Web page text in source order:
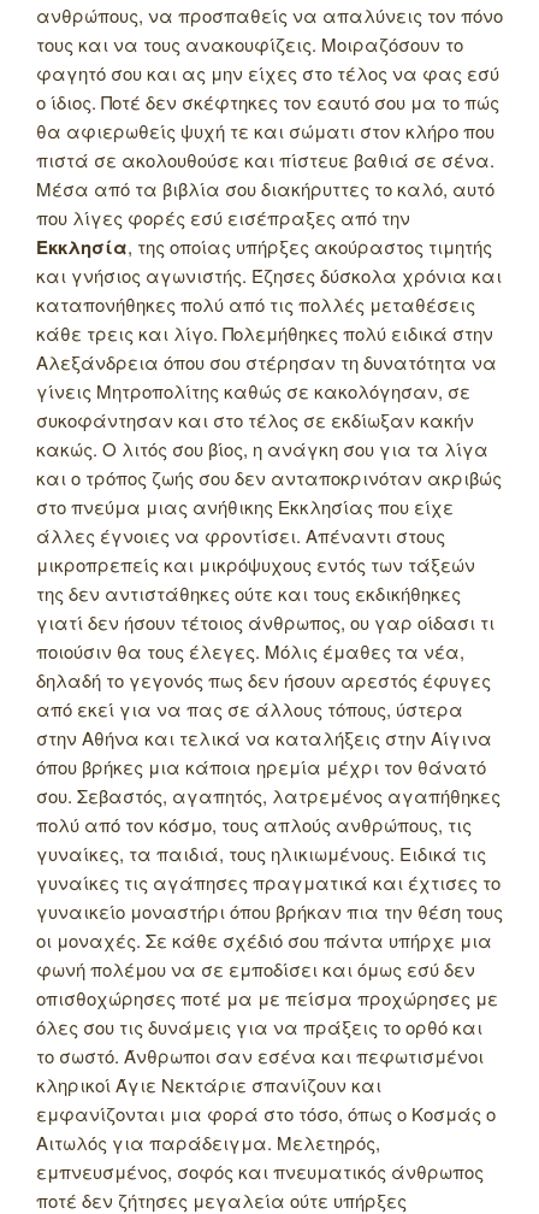
ανθρώπους, να προσπαθείς να απαλύνεις τον πόνο
τους και να τους ανακουφίζεις. Μοιραζόσουν το
φαγητό σου και ας μην είχες στο τέλος να φας εσύ
ο ίδιος. Ποτέ δεν σκέφτηκες τον εαυτό σου μα το πώς
θα αφιερωθείς ψυχή τε και σώματι στον κλήρο που
πιστά σε ακολουθούσε και πίστευε βαθιά σε σένα.
Μέσα από τα βιβλία σου διακήρυττες το καλό, αυτό
που λίγες φορές εσύ εισέπραξες από την
Εκκλησία, της οποίας υπήρξες ακούραστος τιμητής
και γνήσιος αγωνιστής. Έζησες δύσκολα χρόνια και
καταπονήθηκες πολύ από τις πολλές μεταθέσεις
κάθε τρεις και λίγο. Πολεμήθηκες πολύ ειδικά στην
Αλεξάνδρεια όπου σου στέρησαν τη δυνατότητα να
γίνεις Μητροπολίτης καθώς σε κακολόγησαν, σε
συκοφάντησαν και στο τέλος σε εκδίωξαν κακήν
κακώς. Ο λιτός σου βίος, η ανάγκη σου για τα λίγα
και ο τρόπος ζωής σου δεν ανταποκρινόταν ακριβώς
στο πνεύμα μιας ανήθικης Εκκλησίας που είχε
άλλες έγνοιες να φροντίσει. Απέναντι στους
μικροπρεπείς και μικρόψυχους εντός των τάξεών
της δεν αντιστάθηκες ούτε και τους εκδικήθηκες
γιατί δεν ήσουν τέτοιος άνθρωπος, ου γαρ οίδασι τι
ποιούσιν θα τους έλεγες. Μόλις έμαθες τα νέα,
δηλαδή το γεγονός πως δεν ήσουν αρεστός έφυγες
από εκεί για να πας σε άλλους τόπους, ύστερα
στην Αθήνα και τελικά να καταλήξεις στην Αίγινα
όπου βρήκες μια κάποια ηρεμία μέχρι τον θάνατό
σου. Σεβαστός, αγαπητός, λατρεμένος αγαπήθηκες
πολύ από τον κόσμο, τους απλούς ανθρώπους, τις
γυναίκες, τα παιδιά, τους ηλικιωμένους. Ειδικά τις
γυναίκες τις αγάπησες πραγματικά και έχτισες το
γυναικείο μοναστήρι όπου βρήκαν πια την θέση τους
οι μοναχές. Σε κάθε σχέδιό σου πάντα υπήρχε μια
φωνή πολέμου να σε εμποδίσει και όμως εσύ δεν
οπισθοχώρησες ποτέ μα με πείσμα προχώρησες με
όλες σου τις δυνάμεις για να πράξεις το ορθό και
το σωστό. Άνθρωποι σαν εσένα και πεφωτισμένοι
κληρικοί Άγιε Νεκτάριε σπανίζουν και
εμφανίζονται μια φορά στο τόσο, όπως ο Κοσμάς ο
Αιτωλός για παράδειγμα. Μελετηρός,
εμπνευσμένος, σοφός και πνευματικός άνθρωπος
ποτέ δεν ζήτησες μεγαλεία ούτε υπήρξες